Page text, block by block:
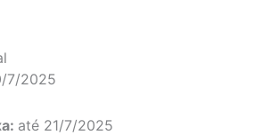
7/2025
até 21/7/2025